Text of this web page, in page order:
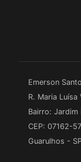
Emerson
R. Maria
Bairro: Jardim
CEP: 07162-
Guarulhos -